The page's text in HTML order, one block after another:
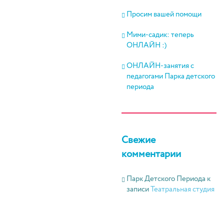
Просим вашей помощи
Мими-садик: теперь
ОНЛАЙН :)
ОНЛАЙН-занятия с
педагогами Парка детского
периода
Свежие
комментарии
Парк Детского Периода к
записиТеатральная студия